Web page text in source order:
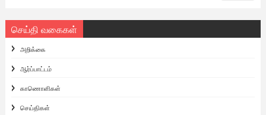
செய்தி வகைகள்
அறிக்கை
ஆர்ப்பாட்டம்
காணொளிகள்
செய்திகள்